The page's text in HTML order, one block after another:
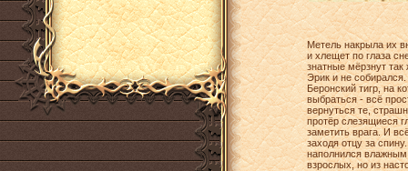
Метель накрыла их
и хлещет по глаза
знатные мёрзнут так
Эрик и не
Беронский тигр, на
выбраться - всё
вернуться те,
протёр слезящиеся
заметить врага. И
заходя отцу за
наполнился
взрослых, но из